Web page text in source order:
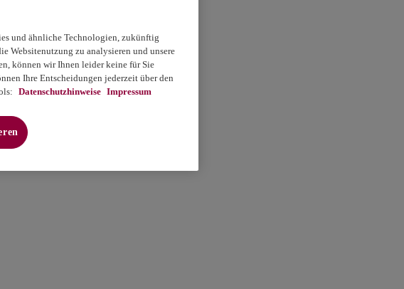
und ähnliche Technologien, zukünftig
Websitenutzung zu analysieren und unsere
können wir Ihnen leider keine für Sie
Ihre Entscheidungen jederzeit über den
Datenschutzhinweise Impressum